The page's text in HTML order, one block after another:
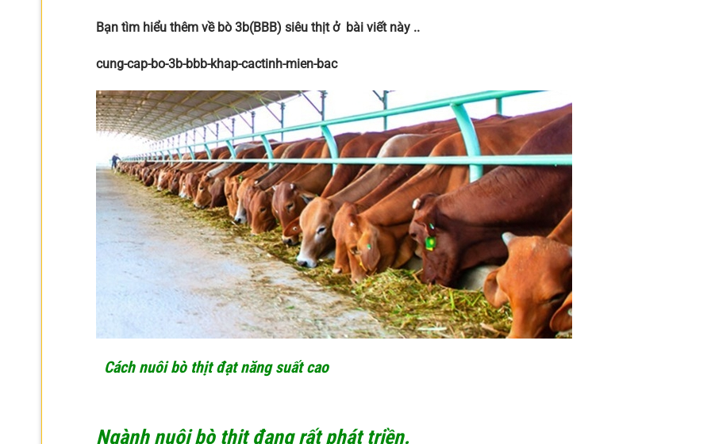
Bạn tìm hiểu thêm về bò 3b(BBB) siêu thịt ở bài viết này ..
cung-cap-bo-3b-bbb-khap-cactinh-mien-bac
Cách nuôi bò thịt đạt năng suất cao
Ngành nuôi bò thịt đang rất phát triền.